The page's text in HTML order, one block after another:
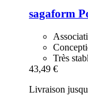
sagaform
Très
43,49 €
Livraison